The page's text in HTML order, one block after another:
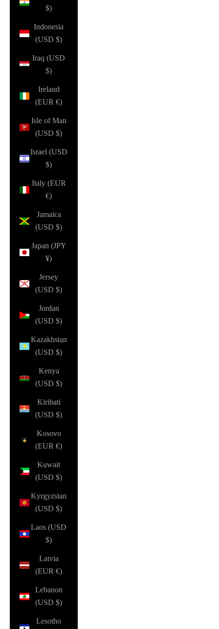
$)
Indonesia
(USD $)
Iraq (USD
$)
Ireland
(EUR €)
Isle of Man
(USD $)
Israel (USD
$)
Italy (EUR
€)
Jamaica
(USD $)
Japan (JPY
¥)
Jersey
(USD $)
Jordan
(USD $)
Kazakhstan
(USD $)
Kenya
(USD $)
Kiribati
(USD $)
Kosovo
(EUR €)
Kuwait
(USD $)
Kyrgyzstan
(USD $)
Laos (USD
$)
Latvia
(EUR €)
Lebanon
(USD $)
Lesotho